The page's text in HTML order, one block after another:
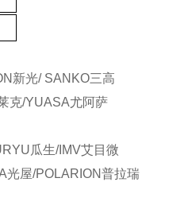
新光/ SANKO三高
克/YUASA尤阿萨
瓜生/IMV艾目微
光屋/POLARION普拉瑞